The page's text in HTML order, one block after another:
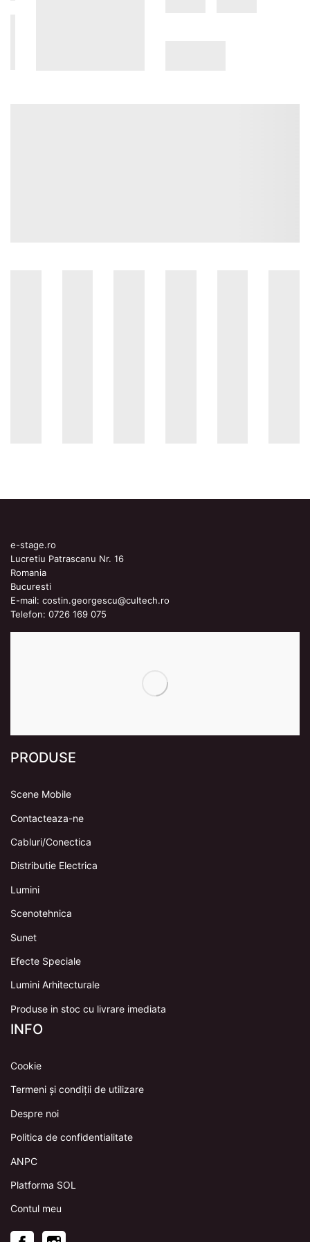
e-stage.ro
Lucretiu Patrascanu Nr. 16
Romania
Bucuresti
E-mail: costin.georgescu@cultech.ro
Telefon: 0726 169 075
PRODUSE
Scene Mobile
Contacteaza-ne
Cabluri/Conectica
Distributie Electrica
Lumini
Scenotehnica
Sunet
Efecte Speciale
Lumini Arhitecturale
Produse in stoc cu livrare imediata
INFO
Cookie
Termeni și condiții de utilizare
Despre noi
Politica de confidentialitate
ANPC
Platforma SOL
Contul meu
Facebook